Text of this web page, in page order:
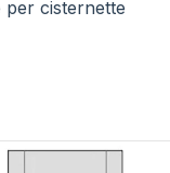
per cisternette